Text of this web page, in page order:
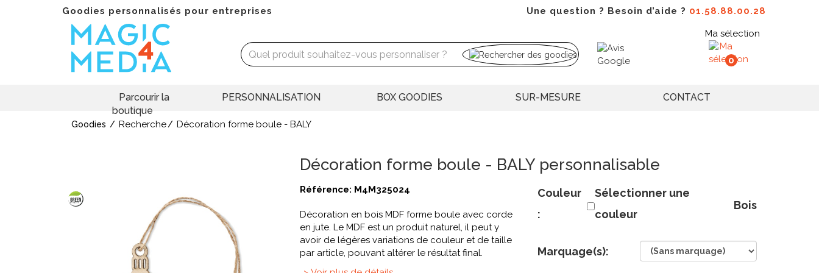
Goodies personnalisés pour entreprises Une question ? Besoin d’aide ? 01.58.88.00.28
Ma sélection
0
Parcourir la
boutique
PERSONNALISATION BOX GOODIES SUR-MESURE CONTACT
Goodies Recherche Décoration forme boule - BALY
Décoration forme boule - BALY personnalisable
Référence: M4M325024
Décoration en bois MDF forme boule avec corde
en jute. Le MDF est un produit naturel, il peut y
avoir de légères variations de couleur et de taille
par article, pouvant altérer le résultat final.
Couleur
:
Sélectionner une
couleur
Bois
Marquage(s):